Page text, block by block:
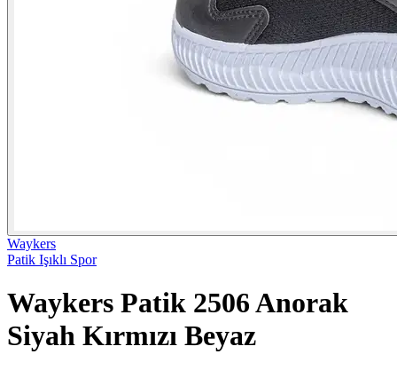
Waykers
Patik Işıklı Spor
Waykers Patik 2506 Anorak
Siyah Kırmızı Beyaz